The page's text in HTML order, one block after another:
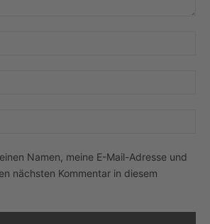
Namen, meine E-Mail-Adresse und
nächsten Kommentar in diesem